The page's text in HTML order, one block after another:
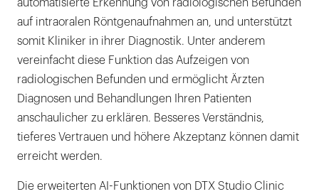
automatisierte Erkennung von radiologischen Befunden
auf intraoralen Röntgenaufnahmen an, und unterstützt
somit Kliniker in ihrer Diagnostik. Unter anderem
vereinfacht diese Funktion das Aufzeigen von
radiologischen Befunden und ermöglicht Ärzten
Diagnosen und Behandlungen Ihren Patienten
anschaulicher zu erklären. Besseres Verständnis,
tieferes Vertrauen und höhere Akzeptanz können damit
erreicht werden.
Die erweiterten AI-Funktionen von DTX Studio Clinic